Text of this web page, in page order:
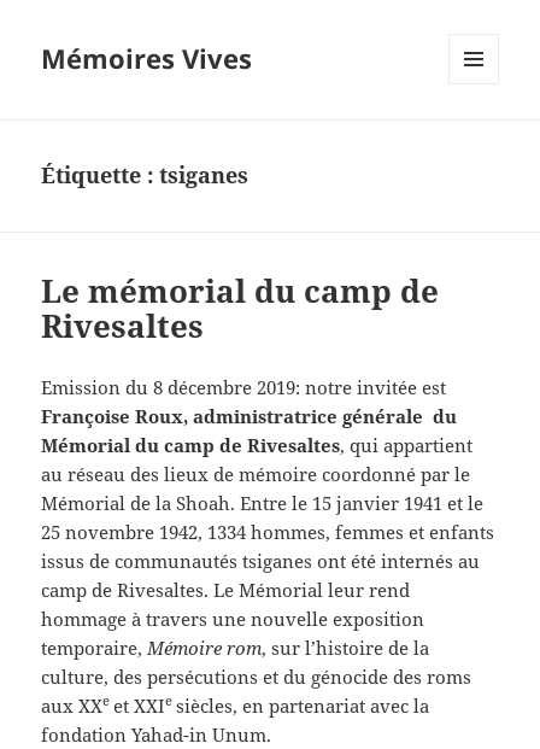
Mémoires Vives
Étiquette :tsiganes
Le mémorial du camp de
Rivesaltes
Emission du 8 décembre 2019: notre invitée est
Françoise Roux, administratrice générale du
Mémorial du camp de Rivesaltes, qui appartient
au réseau des lieux de mémoire coordonné par le
Mémorial de la Shoah. Entre le 15 janvier 1941 et le
25 novembre 1942, 1334 hommes, femmes et enfants
issus de communautés tsiganes ont été internés au
camp de Rivesaltes. Le Mémorial leur rend
hommage à travers une nouvelle exposition
temporaire,Mémoire rom, sur l’histoire de la
culture, des persécutions et du génocide des roms
aux XXe et XXIe siècles, en partenariat avec la
fondation Yahad-in Unum.